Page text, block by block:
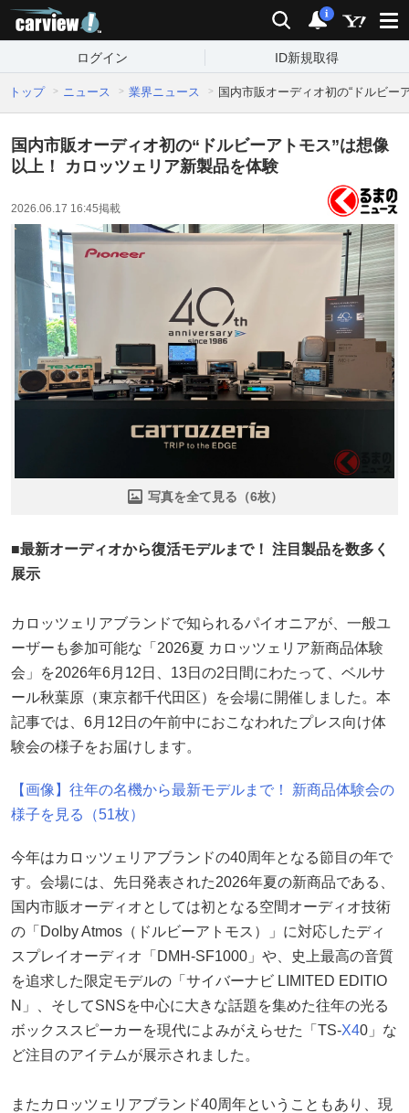
検索 通知
i
ログイン ID新規取得
トップ ニュース 業界ニュース 国内市販オーディオ初の“ドルビー
国内市販オーディオ初の“ドルビーアトモス”は想像
以上！ カロッツェリア新製品を体験
2026.06.17 16:45掲載
写真を全て見る（6枚）
■最新オーディオから復活モデルまで！ 注目製品を数多く
展示
カロッツェリアブランドで知られるパイオニアが、一般ユ
ーザーも参加可能な「2026夏 カロッツェリア新商品体験
会」を2026年6月12日、13日の2日間にわたって、ベルサ
ール秋葉原（東京都千代田区）を会場に開催しました。本
記事では、6月12日の午前中におこなわれたプレス向け体
験会の様子をお届けします。
【画像】往年の名機から最新モデルまで！ 新商品体験会の
様子を見る（51枚）
今年はカロッツェリアブランドの40周年となる節目の年で
す。会場には、先日発表された2026年夏の新商品である、
国内市販オーディオとしては初となる空間オーディオ技術
の「Dolby Atmos（ドルビーアトモス）」に対応したディ
スプレイオーディオ「DMH-SF1000」や、史上最高の音質
を追求した限定モデルの「サイバーナビ LIMITED EDITIO
N」、そしてSNSを中心に大きな話題を集めた往年の光る
ボックススピーカーを現代によみがえらせた「TS-X40」な
ど注目のアイテムが展示されました。
またカロッツェリアブランド40周年ということもあり、現